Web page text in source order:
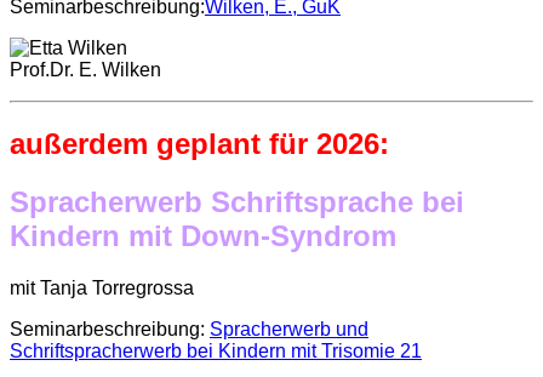
Seminarbeschreibung:Wilken, E., GuK
Prof.Dr. E. Wilken
außerdem geplant für 2026:
Spracherwerb Schriftsprache bei
Kindern mit Down-Syndrom
mit Tanja Torregrossa
Seminarbeschreibung: Spracherwerb und
Schriftspracherwerb bei Kindern mit Trisomie 21